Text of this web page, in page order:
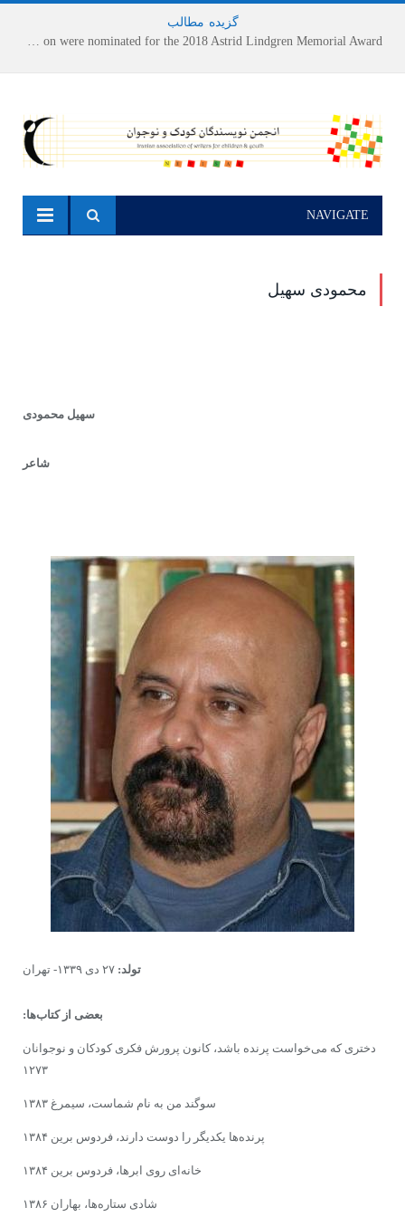
گزیده مطالب
NAVIGATE
محمودی سهیل
سهیل محمودی
شاعر
تولد:
بعضی از کتاب‌ها:
دختری که می‌خواست پرنده باشد،‌ کانون پرورش فکری کودکان و نوجوانان
۱۲۷۳
سوگند من به نام شماست، سیمرغ ۱۳۸۳
پرنده‌ها یکدیگر را دوست دارند، فردوس برین ۱۳۸۴
خانه‌ای روی ابرها، فردوس برین ۱۳۸۴
شادی ستاره‌ها، بهاران ۱۳۸۶